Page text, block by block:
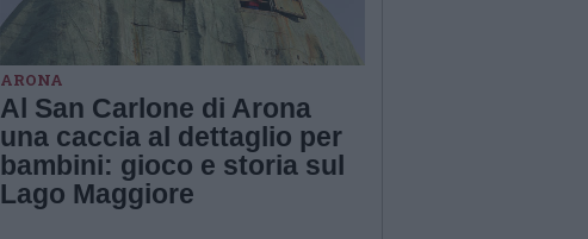
ARONA
Al San Carlone di Arona
una caccia al dettaglio per
bambini: gioco e storia sul
Lago Maggiore